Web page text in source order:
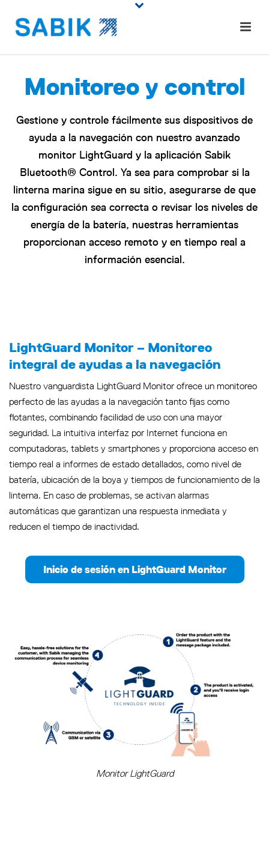
Monitoreo y control
Gestione y controle fácilmente sus dispositivos de
ayuda a la navegación con nuestro avanzado
monitor LightGuard y la aplicación Sabik
Bluetooth® Control. Ya sea para comprobar si la
linterna marina sigue en su sitio, asegurarse de que
la configuración sea correcta o revisar los niveles de
energía de la batería, nuestras herramientas
proporcionan acceso remoto y en tiempo real a
información esencial.
LightGuard Monitor – Monitoreo
integral de ayudas a la navegación
Nuestro vanguardista LightGuard Monitor ofrece un monitoreo
perfecto de las ayudas a la navegación tanto fijas como
flotantes, combinando facilidad de uso con una mayor
seguridad. La intuitiva interfaz por Internet funciona en
computadoras, tablets y smartphones y proporciona acceso en
tiempo real a informes de estado detallados, como nivel de
batería, ubicación de la boya y tiempos de funcionamiento de la
linterna. En caso de problemas, se activan alarmas
automáticas que garantizan una respuesta inmediata y
reducen el tiempo de inactividad.
Inicio de sesión en LightGuard Monitor
Monitor LightGuard